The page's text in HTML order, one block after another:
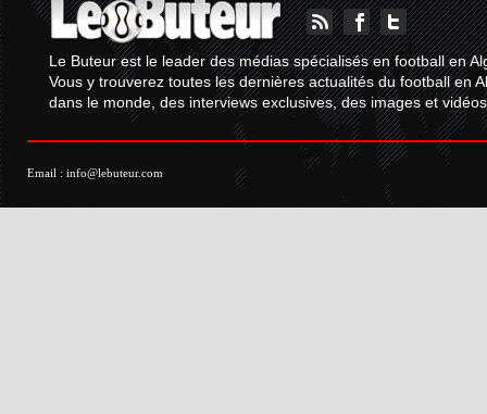
Le Buteur est le leader des médias spécialisés en football en
Vous y trouverez toutes les dernières actualités du football en
dans le monde, des interviews exclusives, des images et
Email : info@lebuteur.com